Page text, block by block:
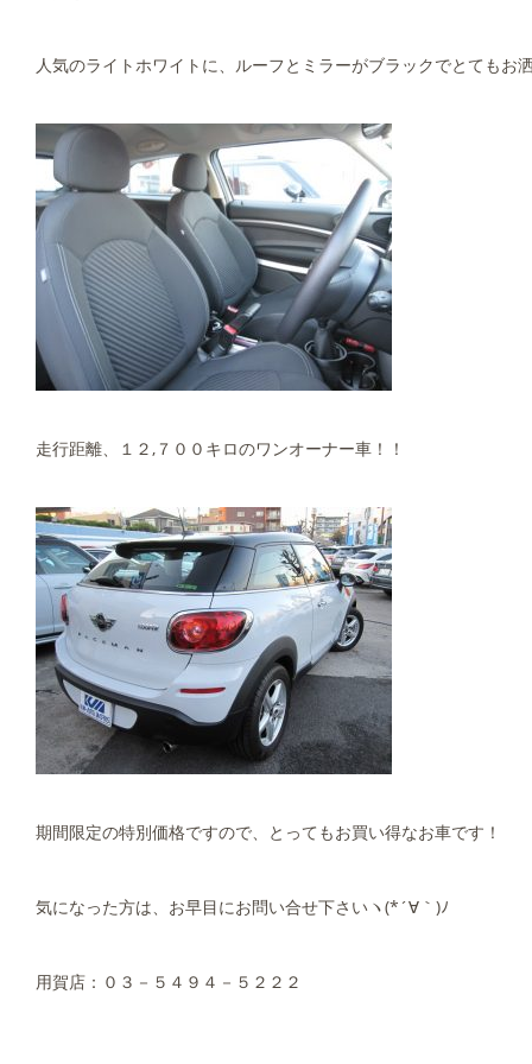
人気のライトホワイトに、ルーフとミラーがブラックでとてもお
走行距離、１２,７００キロのワンオーナー車！！
期間限定の特別価格ですので、とってもお買い得なお車です！
気になった方は、お早目にお問い合せ下さいヽ(*´∀｀)ﾉ
用賀店：０３－５４９４－５２２２